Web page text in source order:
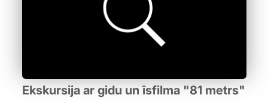
Ekskursija ar gidu un īsfilma "81 metrs"